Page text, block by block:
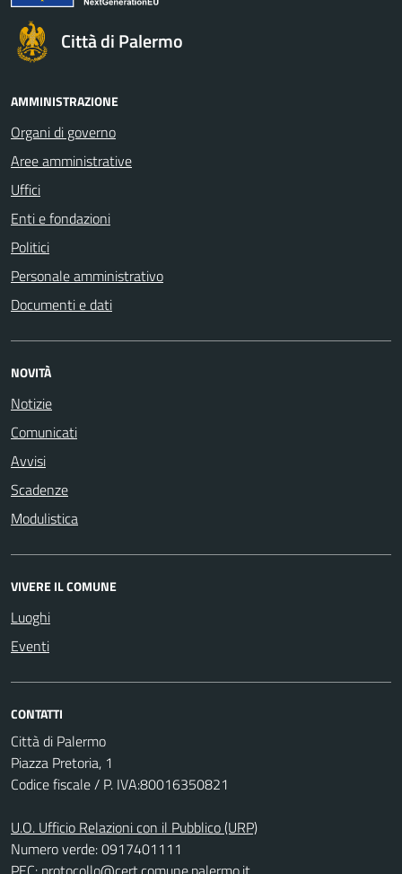
Città di Palermo
AMMINISTRAZIONE
Organi di governo
Aree amministrative
Uffici
Enti e fondazioni
Politici
Personale amministrativo
Documenti e dati
NOVITÀ
Notizie
Comunicati
Avvisi
Scadenze
Modulistica
VIVERE IL COMUNE
Luoghi
Eventi
CONTATTI
Città di Palermo
Piazza Pretoria, 1
Codice fiscale / P. IVA:80016350821
U.O. Ufficio Relazioni con il Pubblico (URP)
Numero verde: 0917401111